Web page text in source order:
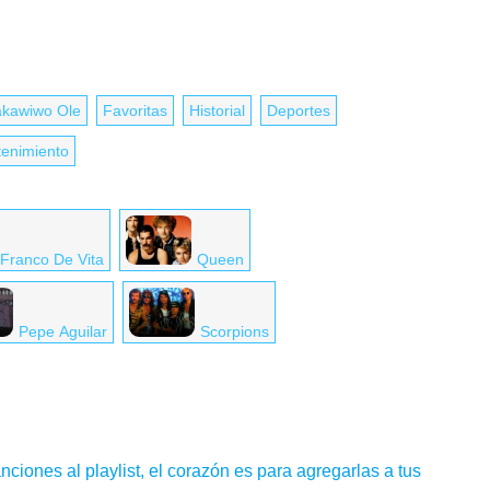
Ole Favoritas Historial Deportes
Franco De Vita Queen
Pepe Aguilar Scorpions
al playlist, el corazón es para agregarlas a tus